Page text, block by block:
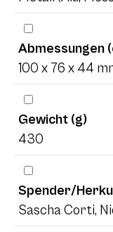
Abmessungen
100 x 76 x 44
Gewicht (g)
430
Spender/
Sascha Corti,